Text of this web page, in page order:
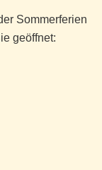
Sommerferien
geöffnet: